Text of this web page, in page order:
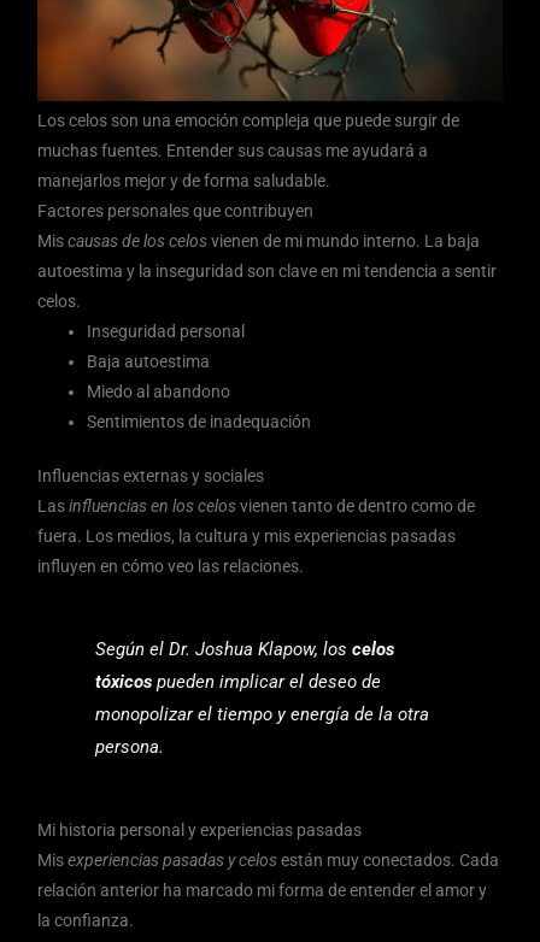
Los celos son una emoción compleja que puede surgir de
muchas fuentes. Entender sus causas me ayudará a
manejarlos mejor y de forma saludable.
Factores personales que contribuyen
Miscausas de los celosvienen de mi mundo interno. La baja
autoestima y la inseguridad son clave en mi tendencia a sentir
celos.
Inseguridad personal
Baja autoestima
Miedo al abandono
Sentimientos de inadequación
Influencias externas y sociales
Lasinfluencias en los celosvienen tanto de dentro como de
fuera. Los medios, la cultura y mis experiencias pasadas
influyen en cómo veo las relaciones.
Según el Dr. Joshua Klapow, los celos
tóxicospueden implicar el deseo de
monopolizar el tiempo y energía de la otra
persona.
Mi historia personal y experiencias pasadas
Misexperiencias pasadas y celosestán muy conectados. Cada
relación anterior ha marcado mi forma de entender el amor y
la confianza.